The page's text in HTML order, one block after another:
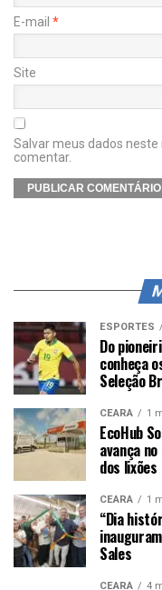
E-mail *
Site
Salvar meus dados
comentar.
ESPORTES
Do
conheça
Seleção
CEARÁ 1
EcoHub
avança
dos lixões
CEARÁ 1
“Dia
Sales
CEARÁ 4